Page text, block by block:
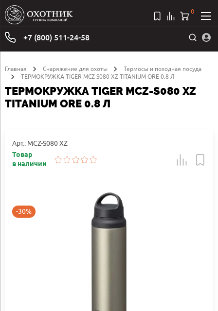
+7 (800) 511-24-58
0
Главная Снаряжение для охоты
Термосы и походная посуда
ТЕРМОКРУЖКА TIGER MCZ-S080 XZ TITANIUM ORE 0.8 Л
ТЕРМОКРУЖКА TIGER MCZ-S080 XZ
TITANIUM ORE 0.8 Л
Арт.: MCZ-S080 XZ
Товар
в наличии
-30%